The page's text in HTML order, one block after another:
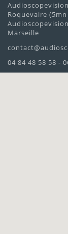
Roquevaire
Marseille
04 84 48 58 58 -